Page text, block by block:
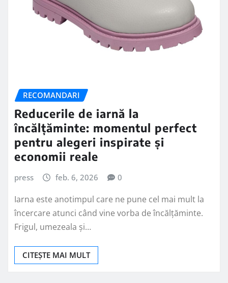
RECOMANDARI
Reducerile de iarnă la
încălțăminte: momentul perfect
pentru alegeri inspirate și
economii reale
press feb. 6, 2026 0
Iarna este anotimpul care ne pune cel mai mult la
încercare atunci când vine vorba de încălțăminte.
Frigul, umezeala și…
CITEȘTE MAI MULT